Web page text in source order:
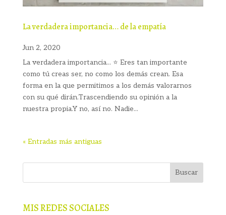
La verdadera importancia… de la empatía
Jun 2, 2020
La verdadera importancia... ⭐ Eres tan importante
como tú creas ser, no como los demás crean. Esa
forma en la que permitimos a los demás valorarnos
con su qué dirán.Trascendiendo su opinión a la
nuestra propia.Y no, así no. Nadie...
« Entradas más antiguas
MIS REDES SOCIALES